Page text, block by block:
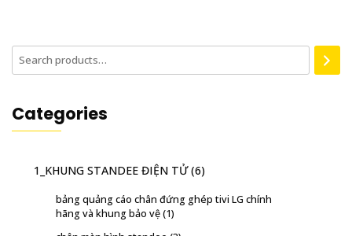
Categories
1_KHUNG STANDEE ĐIỆN TỬ (6)
bảng quảng cáo chân đứng ghép tivi LG chính
hãng và khung bảo vệ(1)